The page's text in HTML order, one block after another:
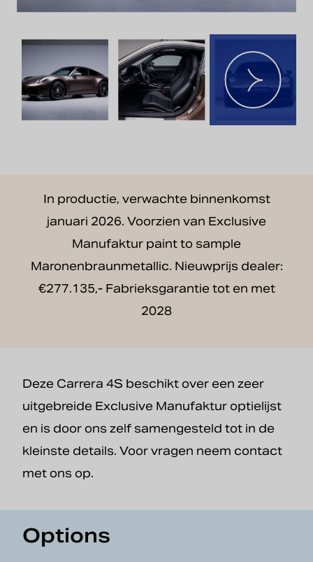
In productie, verwachte binnenkomst
januari 2026. Voorzien van Exclusive
Manufaktur paint to sample
Maronenbraunmetallic. Nieuwprijs dealer:
€277.135,- Fabrieksgarantie tot en met
2028
Deze Carrera 4S beschikt over een zeer
uitgebreide Exclusive Manufaktur optielijst
en is door ons zelf samengesteld tot in de
kleinste details. Voor vragen neem contact
met ons op.
Options